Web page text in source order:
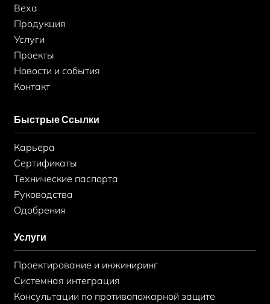
Веха
Продукция
Услуги
Проекты
Новости и события
Контакт
Быстрые Ссылки
Карьера
Сертификаты
Технические паспорта
Руководства
Одобрения
Услуги
Проектирование и инжиниринг
Системная интеграция
Консультации по противопожарной защите